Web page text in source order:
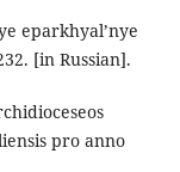
eparkhyal’nye
[in Russian].
pro anno